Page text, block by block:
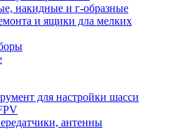
накидные и г-образные
и ящики дла мелких
для настройки шасси
антенны